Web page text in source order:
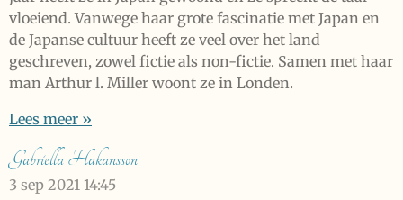
vloeiend. Vanwege haar grote fascinatie met Japan en
de Japanse cultuur heeft ze veel over het land
geschreven, zowel fictie als non-fictie. Samen met haar
man Arthur l. Miller woont ze in Londen.
Lees meer »
Gabriella Hakansson
3 sep 2021 14:45